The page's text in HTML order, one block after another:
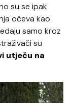
su se ipak
očeva kao
samo kroz
su
utječu na